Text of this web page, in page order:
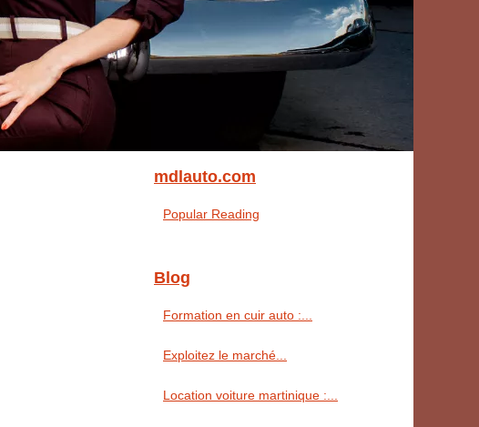
mdlauto.com
Popular Reading
Blog
Formation en cuir auto :...
Exploitez le marché...
Location voiture martinique :...